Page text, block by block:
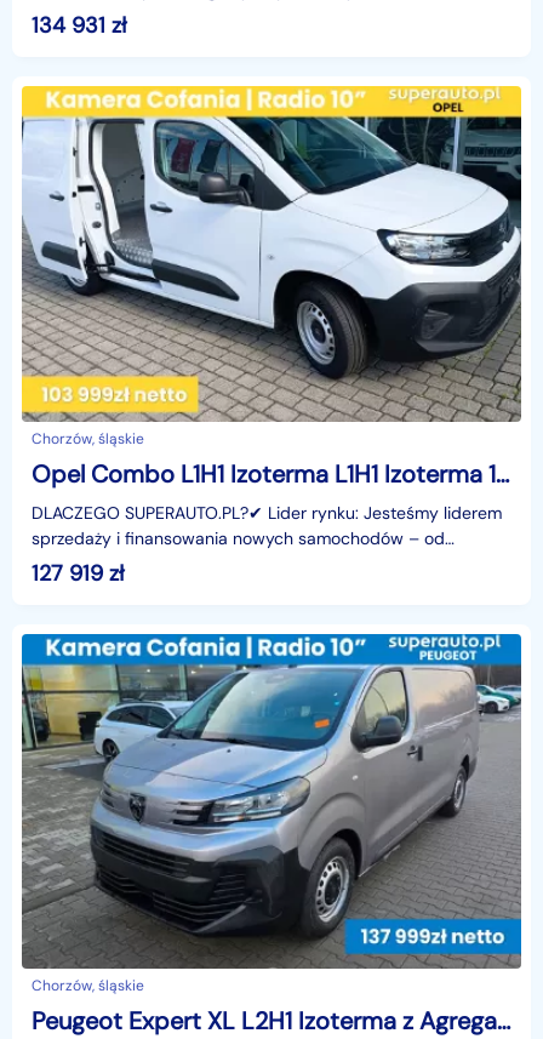
powindykacyjnych.Mamy dla was świetną okazję! Zobaczcie
RENAULT
134 931 zł
Chorzów, śląskie
Opel Combo L1H1 Izoterma L1H1 Izoterma 1.2 110KM
DLACZEGO SUPERAUTO.PL?✔ Lider rynku: Jesteśmy liderem
sprzedaży i finansowania nowych samochodów – od
osobowych, przez dostawcze, po segment premium.✔
Zaufanie
127 919 zł
Chorzów, śląskie
Peugeot Expert XL L2H1 Izoterma z Agregatem XL L2H1 Izoterma z Agregatem 2.2 150KM